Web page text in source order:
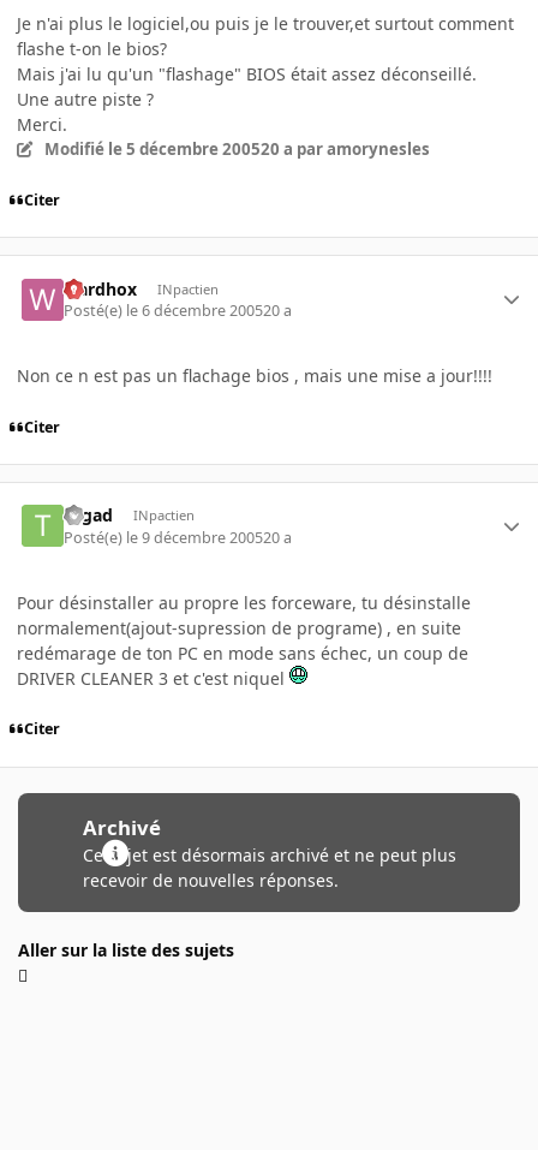
Je n'ai plus le logiciel,ou puis je le trouver,et surtout comment
flashe t-on le bios?
Mais j'ai lu qu'un "flashage" BIOS était assez déconseillé.
Une autre piste ?
Merci.
Modifié le 5 décembre 200520 a par amorynesles
Citer
wardhox INpactien
Posté(e) le 6 décembre 200520 a
Non ce n est pas un flachage bios , mais une mise a jour!!!!
Citer
Tagad INpactien
Posté(e) le 9 décembre 200520 a
Pour désinstaller au propre les forceware, tu désinstalle
normalement(ajout-supression de programe) , en suite
redémarage de ton PC en mode sans échec, un coup de
DRIVER CLEANER 3 et c'est niquel
Citer
Archivé
Ce sujet est désormais archivé et ne peut plus
recevoir de nouvelles réponses.
Aller sur la liste des sujets